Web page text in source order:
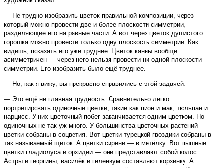
— Не трудно изобразить цветок правильной композиции, через
который можно провести две и более плоскости симметрии,
разделяющие его на равные части. А вот через цветок душистого
горошка можно провести только одну плоскость симметрии. Как
видишь, показать его уже труднее. Цветок канны вообще
асимметричен — через него нельзя провести ни одной плоскости
симметрии. Его изобразить было ещё труднее.
— Но, как я вижу, вы прекрасно справились с этой задачей.
— Это ещё не главная трудность. Сравнительно легко
портретировать одиночные цветки, такие как пион и мак, тюльпан и
нарцисс. У них цветочный побег заканчивается одним цветком. Но
одиночных не так уж много. У большинства цветочных растений
цветки собраны в соцветия. Вот цветки турецкой гвоздики собраны в
так называемый щиток. А цветки сирени — в метёлку. Вот пышные
цветки гладиолуса и орхидеи — они представляют собой колос.
Астры и георгины, василёк и гелениум составляют корзинку. А